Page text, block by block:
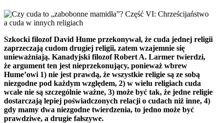
Szkocki filozof David Hume przekonywał, że cuda jednej religii
zaprzeczają cudom drugiej religii, zatem wzajemnie się
unieważniają. Kanadyjski filozof Robert A. Larmer twierdzi,
że argument ten jest nieprzekonujący, ponieważ wbrew
Hume’owi 1) nie jest prawdą, że wszystkie religie są ze sobą
niezgodne pod każdym względem, 2) w wielu religiach cuda
wcale nie są szczególnie ważne, 3) może być tak, że jedne religie
dostarczają lepiej poświadczonych relacji o cudach niż inne, 4)
gdy mamy dwa niezgodne twierdzenia, to jedno może być
prawdziwe, a drugie fałszywe.